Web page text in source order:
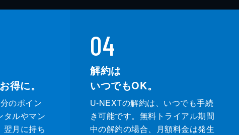
得に。
のポイン
タルやマン
翌月に持ち
04
解約は
いつでもOK。
U-NEXTの解約は、いつでも手続
き可能です。無料トライアル期間
中の解約の場合、月額料金は発生